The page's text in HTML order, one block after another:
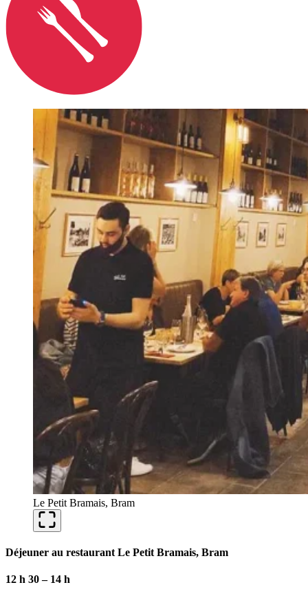
Le Petit Bramais, Bram
Déjeuner au restaurant Le Petit Bramais, Bram
12 h 30 – 14 h